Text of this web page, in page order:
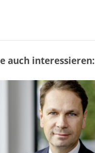
auch interessieren: